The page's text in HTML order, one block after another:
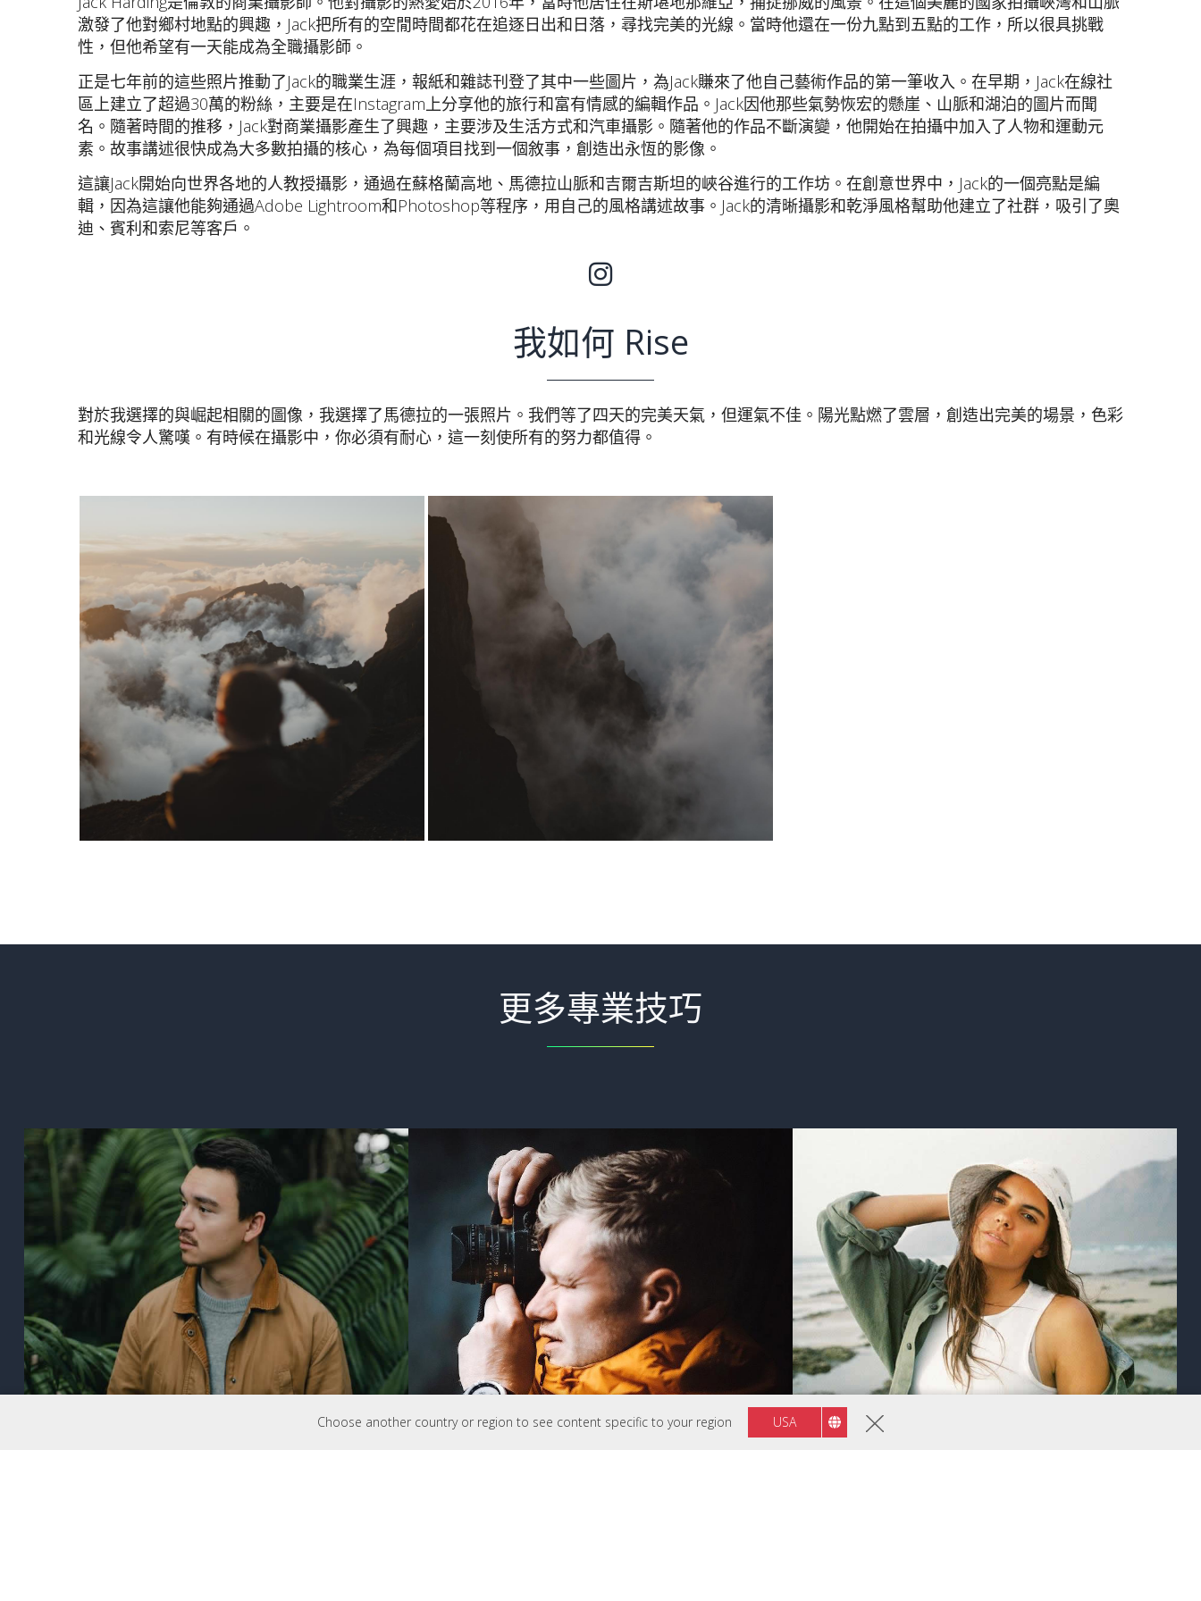
Choose another country or region to see content specific to your region USA
激發了他對鄉村地點的興趣，Jack把所有的空閒時間都花在追逐日出和日落，尋找完美的光線。當時他還在一份九點到五點的工作，所以很具挑戰
性，但他希望有一天能成為全職攝影師。
正是七年前的這些照片推動了Jack的職業生涯，報紙和雜誌刊登了其中一些圖片，為Jack賺來了他自己藝術作品的第一筆收入。在早期，Jack在線社
區上建立了超過30萬的粉絲，主要是在Instagram上分享他的旅行和富有情感的編輯作品。Jack因他那些氣勢恢宏的懸崖、山脈和湖泊的圖片而聞
名。隨著時間的推移，Jack對商業攝影產生了興趣，主要涉及生活方式和汽車攝影。隨著他的作品不斷演變，他開始在拍攝中加入了人物和運動元
素。故事講述很快成為大多數拍攝的核心，為每個項目找到一個敘事，創造出永恆的影像。
這讓Jack開始向世界各地的人教授攝影，通過在蘇格蘭高地、馬德拉山脈和吉爾吉斯坦的峽谷進行的工作坊。在創意世界中，Jack的一個亮點是編
輯，因為這讓他能夠通過Adobe Lightroom和Photoshop等程序，用自己的風格講述故事。Jack的清晰攝影和乾淨風格幫助他建立了社群，吸引了奧
迪、賓利和索尼等客戶。
我如何 Rise
對於我選擇的與崛起相關的圖像，我選擇了馬德拉的一張照片。我們等了四天的完美天氣，但運氣不佳。陽光點燃了雲層，創造出完美的場景，色彩
和光線令人驚嘆。有時候在攝影中，你必須有耐心，這一刻使所有的努力都值得。
更多專業技巧